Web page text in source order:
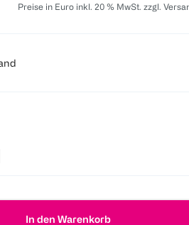
Preise in Euro inkl. 20 % MwSt. zzgl.
In den Warenkorb